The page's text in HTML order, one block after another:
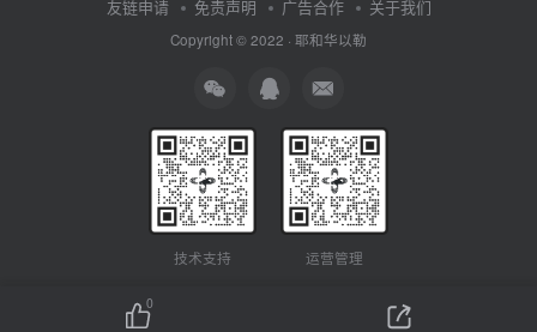
友链申请 免责声明 广告合作 关于我们
Copyright © 2022 · 耶和华以勒
技术支持 运营管理
0